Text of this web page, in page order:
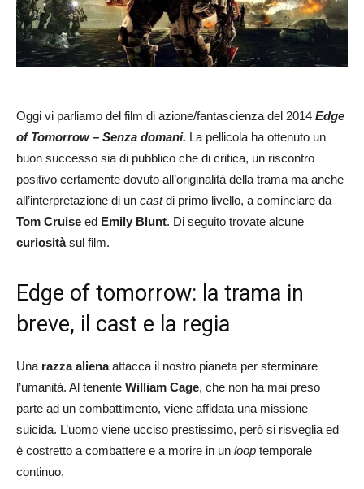
Oggi vi parliamo del film di azione/fantascienza del 2014 Edge
of Tomorrow – Senza domani. La pellicola ha ottenuto un
buon successo sia di pubblico che di critica, un riscontro
positivo certamente dovuto all’originalità della trama ma anche
all’interpretazione di un castdi primo livello, a cominciare da
Tom Cruise ed Emily Blunt. Di seguito trovate alcune
curiositàsul film.
Edge of tomorrow: la trama in
breve, il cast e la regia
Una razza alienaattacca il nostro pianeta per sterminare
l’umanità. Al tenente William Cage, che non ha mai preso
parte ad un combattimento, viene affidata una missione
suicida. L’uomo viene ucciso prestissimo, però si risveglia ed
è costretto a combattere e a morire in un loop temporale
continuo.